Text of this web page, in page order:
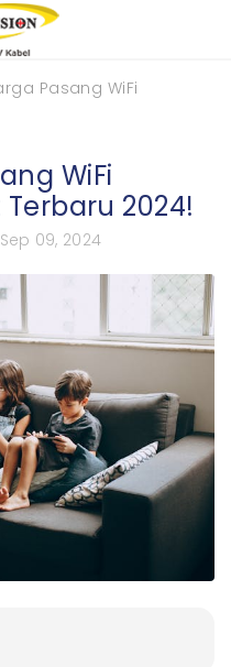
Pasang WiFi Semua
WiFi
Terbaru 2024!
Sep 09, 2024